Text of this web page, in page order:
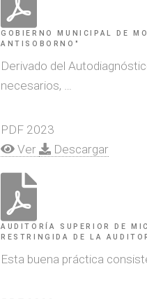
GOBIERNO MUNICIPAL DE
ANTISOBORNO"
Derivado del
necesarios, …
PDF 2023
Ver
Descargar
AUDITORÍA SUPERIOR DE
RESTRINGIDA DE LA
Esta buena práctica